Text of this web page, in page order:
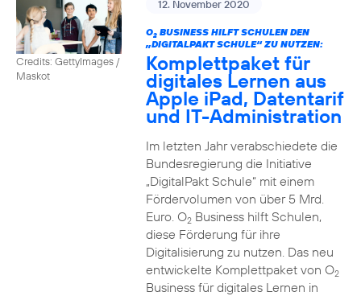
Credits: GettyImages /
Maskot
12. November 2020
O2BUSINESS HILFT SCHULEN DEN
„DIGITALPAKT SCHULE“ ZU NUTZEN:
Komplettpaket für
digitales Lernen aus
Apple iPad, Datentarif
und IT-Administration
Im letzten Jahr verabschiedete die
Bundesregierung die Initiative
„DigitalPakt Schule“ mit einem
Fördervolumen von über 5 Mrd.
Euro. O2Business hilft Schulen,
diese Förderung für ihre
Digitalisierung zu nutzen. Das neu
entwickelte Komplettpaket von O2
Business für digitales Lernen in